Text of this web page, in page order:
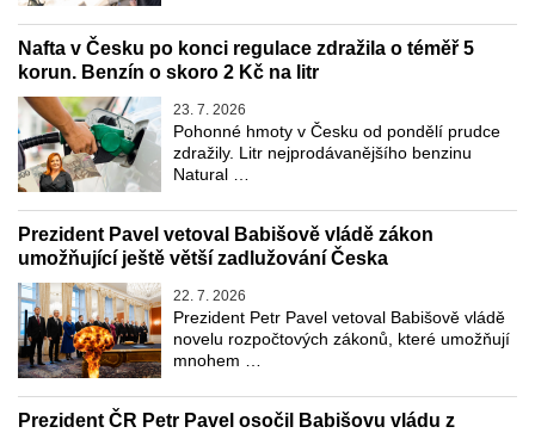
Nafta v Česku po konci regulace zdražila o téměř 5
korun. Benzín o skoro 2 Kč na litr
23. 7. 2026
Pohonné hmoty v Česku od pondělí prudce
zdražily. Litr nejprodávanějšího benzinu
Natural …
Prezident Pavel vetoval Babišově vládě zákon
umožňující ještě větší zadlužování Česka
22. 7. 2026
Prezident Petr Pavel vetoval Babišově vládě
novelu rozpočtových zákonů, které umožňují
mnohem …
Prezident ČR Petr Pavel osočil Babišovu vládu z